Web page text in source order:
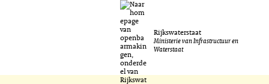
naar
de
inhoud
Rijkswaterstaat
Ministerie van Infrastructuur en
Waterstaat